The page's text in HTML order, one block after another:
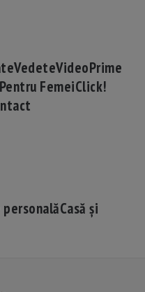
VedeteVideoPrime
FemeiClick!
Casă și